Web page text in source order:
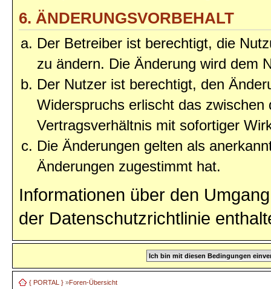
6. ÄNDERUNGSVORBEHALT
Der Betreiber ist berechtigt, die
zu ändern. Die Änderung wird dem
Der Nutzer ist berechtigt, den
Widerspruchs erlischt das
Vertragsverhältnis mit sofortiger
Die Änderungen gelten als
Änderungen zugestimmt hat.
Informationen über den
der Datenschutzrichtlinie
{ PORTAL } »Foren-Übersicht